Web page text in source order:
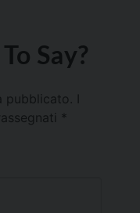
Say?
pubblicato.
*